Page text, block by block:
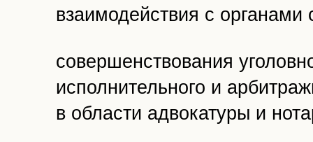
взаимодействия с органами
совершенствования
исполнительного и
в области адвокатуры и